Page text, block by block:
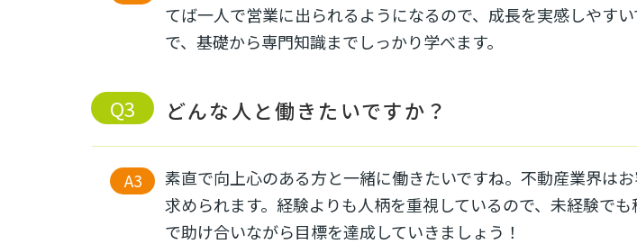
てば一人で営業に出られるようになるので、成長を実感しやす
で、基礎から専門知識までしっかり学べます。
どんな人と働きたいですか？
素直で向上心のある方と一緒に働きたいですね。不動産業界は
求められます。経験よりも人柄を重視しているので、未経験で
で助け合いながら目標を達成していきましょう！